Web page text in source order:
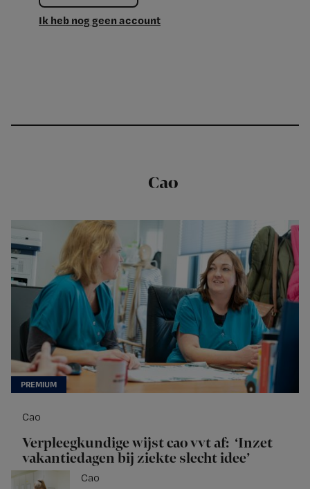
Ik heb nog geen account
Cao
Cao
Verpleegkundige wijst cao vvt af: ‘Inzet
vakantiedagen bij ziekte slecht idee’
Cao